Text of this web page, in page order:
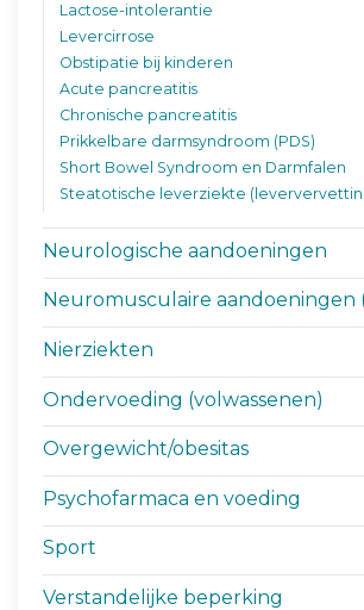
Lactose-intolerantie
Levercirrose
Obstipatie bij kinderen
Acute pancreatitis
Chronische pancreatitis
Prikkelbare darmsyndroom (PDS)
Short Bowel Syndroom en Darmfalen
Steatotische leverziekte
Neurologische aandoeningen
Neuromusculaire aandoeningen
Nierziekten
Ondervoeding (volwassenen)
Overgewicht/obesitas
Psychofarmaca en voeding
Sport
Verstandelijke beperking